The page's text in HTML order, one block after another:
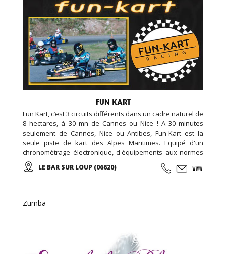
FUN KART
Fun Kart, c’est 3 circuits différents dans un cadre naturel de
8 hectares, à 30 mn de Cannes ou Nice ! A 30 minutes
seulement de Cannes, Nice ou Antibes, Fun-Kart est la
seule piste de kart des Alpes Maritimes. Equipé d'un
chronométrage électronique, d'équipements aux normes
de sécurité européenne, assistance mécanique, et un
restaurant sur place, nous avons également une piste de
LE BAR SUR LOUP (06620)
Zumba